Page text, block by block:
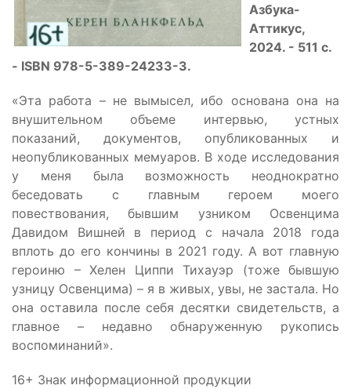
Азбука-
Аттикус,
2024. - 511 с.
- ISBN 978-5-389-24233-3.
«Эта работа – не вымысел, ибо основана она на
внушительном объеме интервью, устных
показаний, документов, опубликованных и
неопубликованных мемуаров. В ходе исследования
у меня была возможность неоднократно
беседовать с главным героем моего
повествования, бывшим узником Освенцима
Давидом Вишней в период с начала 2018 года
вплоть до его кончины в 2021 году. А вот главную
героиню – Хелен Циппи Тихауэр (тоже бывшую
узницу Освенцима) – я в живых, увы, не застала. Но
она оставила после себя десятки свидетельств, а
главное – недавно обнаруженную рукопись
воспоминаний».
16+ Знак информационной продукции